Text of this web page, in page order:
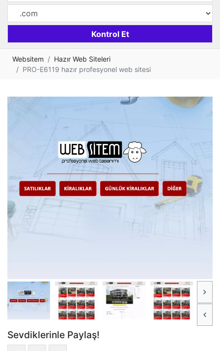
Websitem
Hazır Web Siteleri
PRO-E6119 hazır profesyonel web sitesi
Sevdiklerinle Paylaş!